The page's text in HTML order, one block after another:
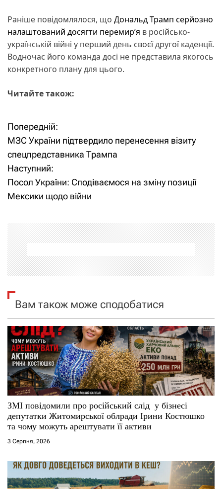
Раніше повідомлялося, що Дональд Трамп серйозно
налаштований досягти перемир’я в російсько-
українській війні у перший день своєї другої каденції.
Водночас його команда досі не представила якогось
конкретного плану для цього.
Читайте також:
Н
а
в
і
а
ц
і
я
з
а
п
и
с
і
Попередній:
МЗС України підтвердило перенесення візиту
спецпредставника Трампа
Наступний:
Посол України: Сподіваємося на зміну позиції
Мексики щодо війни
Вам також може сподобатися
ЗМІ повідомили про російський слід у бізнесі
депутатки Житомирської облради Ірини Костюшко
та чому можуть арештувати її активи
3 Серпня, 2026